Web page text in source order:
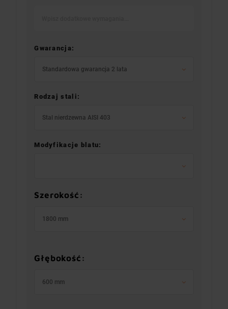
Gwarancja:
Standardowa gwarancja 2 lata
Rodzaj stali:
Stal nierdzewna AISI 403
Modyfikacje blatu:
Szerokość:
1800 mm
Głębokość:
600 mm